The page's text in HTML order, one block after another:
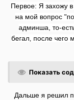
Первое: Я захожу в
на мой вопрос
админша, то-
бегал, после чего
Показать
Дальше я решил